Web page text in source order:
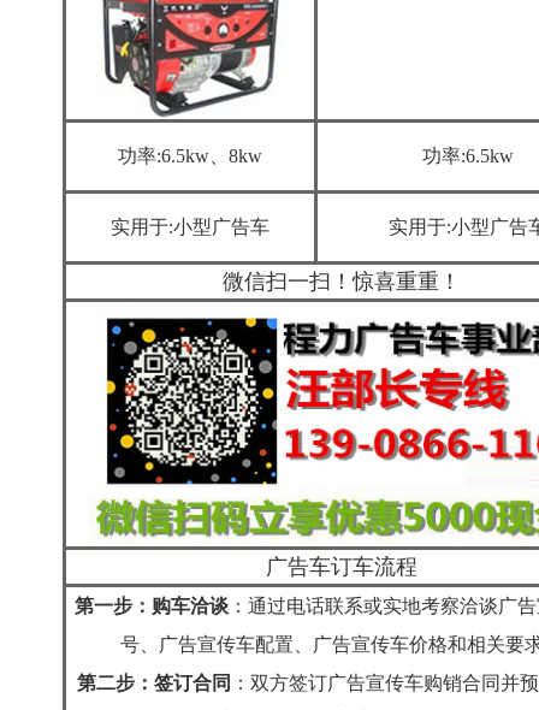
功率:6.5kw、8kw 功率:6.5kw
实用于:小型广告车 实用于:小型广告
微信扫一扫！惊喜重重！
广告车订车流程
第一步：购车洽谈 ： 通过电话联系或实地考察洽谈广
号、广告宣传车配置、广告宣传车价格和相关要
第二步：签订合同 ： 双方签订广告宣传车购销合同并